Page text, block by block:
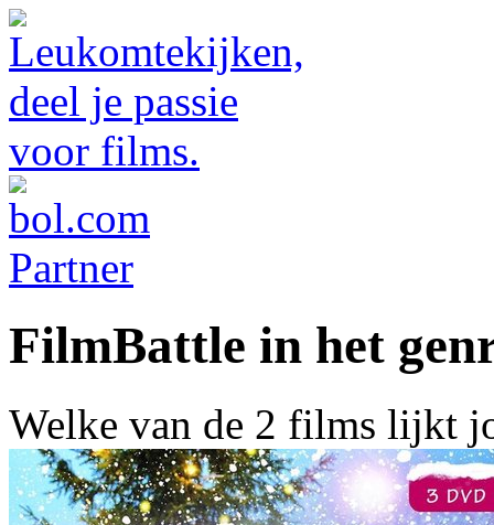
FilmBattle in het
Welke van de 2 films lijkt